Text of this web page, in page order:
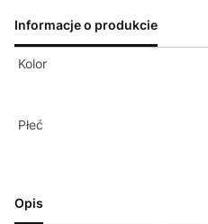
Informacje o produkcie
Kolor
Płeć
Opis